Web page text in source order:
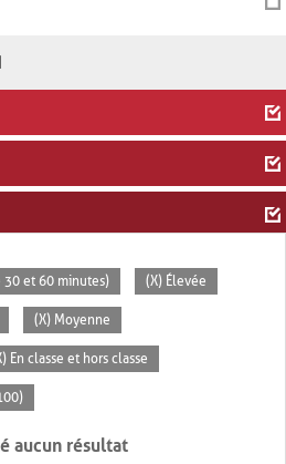
30 et 60 minutes) (X) Élevée
(X) Moyenne
En classe et hors classe
aucun résultat